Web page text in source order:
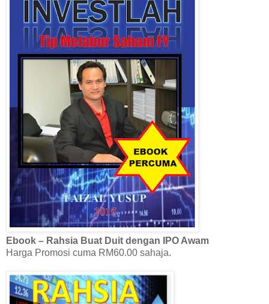
Ebook – Rahsia Buat Duit dengan IPO Awam
Harga Promosi cuma RM60.00 sahaja.